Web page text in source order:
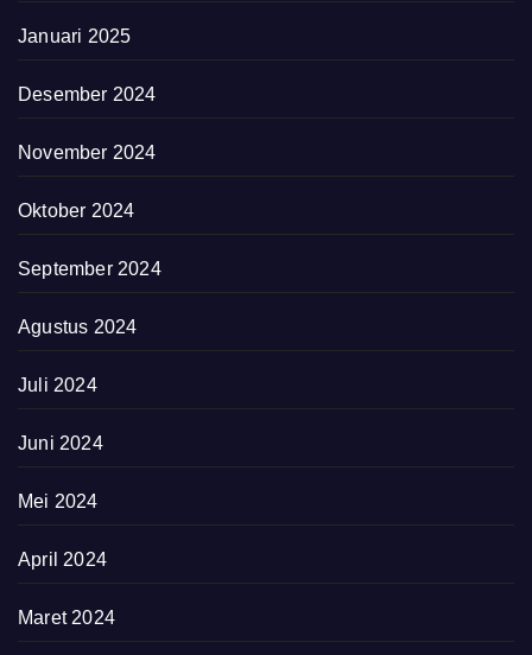
Januari 2025
Desember 2024
November 2024
Oktober 2024
September 2024
Agustus 2024
Juli 2024
Juni 2024
Mei 2024
April 2024
Maret 2024